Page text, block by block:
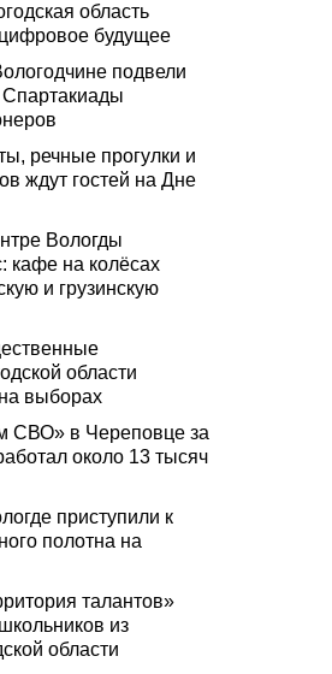
область
будущее
подвели
Спартакиады
речные прогулки и
ждут гостей на Дне
Вологды
кафе на колёсах
и грузинскую
области
выборах
СВО» в Череповце за
около 13 тысяч
приступили к
полотна на
талантов»
из
области